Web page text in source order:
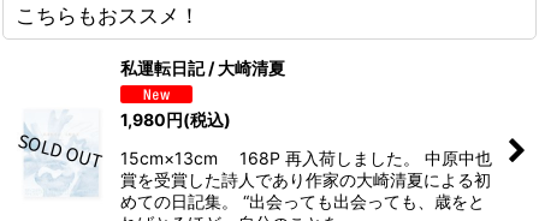
こちらもおススメ！
私運転日記 / 大崎清夏
1,980円(税込)
15cm×13cm 168P 再入荷しました。 中原中也
賞を受賞した詩人であり作家の大崎清夏による初
めての日記集。 “出会っても出会っても、歳をと